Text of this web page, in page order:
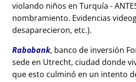
violando niños en Turquía -
nombramiento. Evidencias
desaparecieron, etc.).
Rabobank, banco de inversión
sede en Utrecht, ciudad donde
que esto culminó en un intento